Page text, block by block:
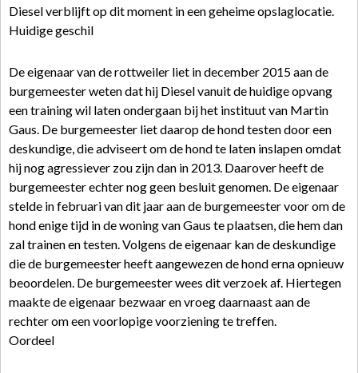
Diesel verblijft op dit moment in een geheime opslaglocatie.
Huidige geschil
De eigenaar van de rottweiler liet in december 2015 aan de
burgemeester weten dat hij Diesel vanuit de huidige opvang
een training wil laten ondergaan bij het instituut van Martin
Gaus. De burgemeester liet daarop de hond testen door een
deskundige, die adviseert om de hond te laten inslapen omdat
hij nog agressiever zou zijn dan in 2013. Daarover heeft de
burgemeester echter nog geen besluit genomen. De eigenaar
stelde in februari van dit jaar aan de burgemeester voor om de
hond enige tijd in de woning van Gaus te plaatsen, die hem dan
zal trainen en testen. Volgens de eigenaar kan de deskundige
die de burgemeester heeft aangewezen de hond erna opnieuw
beoordelen. De burgemeester wees dit verzoek af. Hiertegen
maakte de eigenaar bezwaar en vroeg daarnaast aan de
rechter om een voorlopige voorziening te treffen.
Oordeel